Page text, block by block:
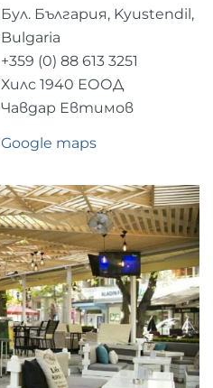
Бул. България, Kyustendil,
Bulgaria
+359 (0) 88 613 3251
Хилс 1940 ЕООД
Чавдар Евтимов
Google maps